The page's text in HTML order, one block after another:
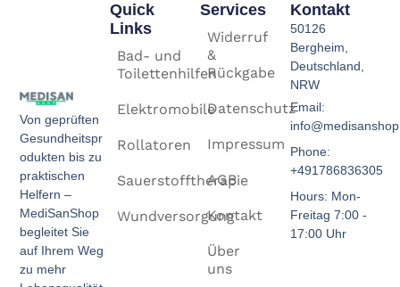
Von geprüften
Gesundheitspr
odukten bis zu
praktischen
Helfern –
MediSanShop
begleitet Sie
auf Ihrem Weg
zu mehr
Services
Widerruf
&
Rückgabe
Datenschutz
Impressum
AGB
Kontakt
Über
uns
Quick
Links
Bad- und
Toilettenhilfen
Elektromobile
Rollatoren
Sauerstofftherapie
Wundversorgung
Kontakt
50126
Bergheim,
Deutschland,
NRW
Email:
Phone:
+491786836305
Hours: Mon-
Freitag 7:00 -
17:00 Uhr